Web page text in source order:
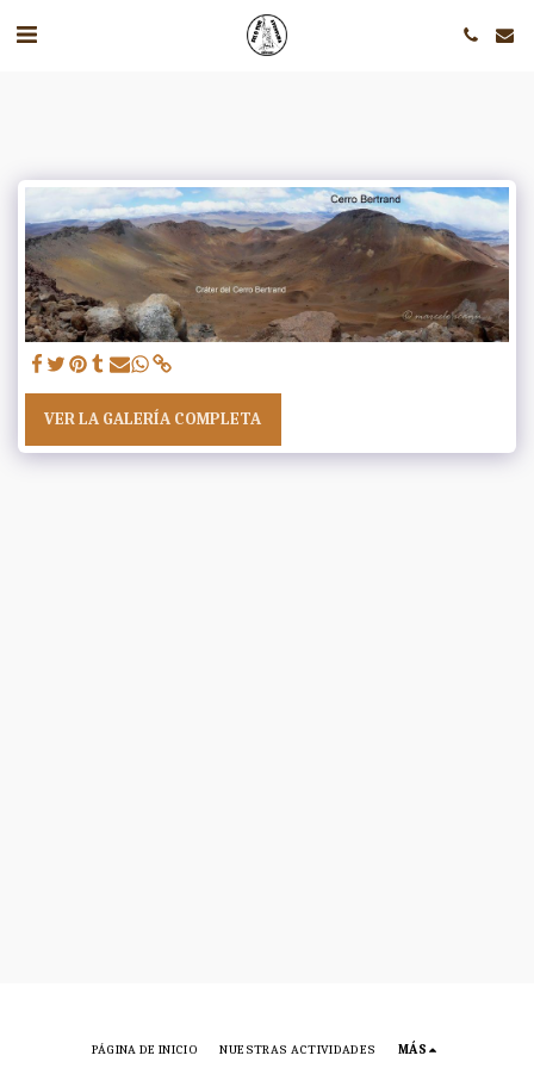
VER LA GALERÍA COMPLETA
PÁGINA DE INICIO NUESTRAS ACTIVIDADES MÁS